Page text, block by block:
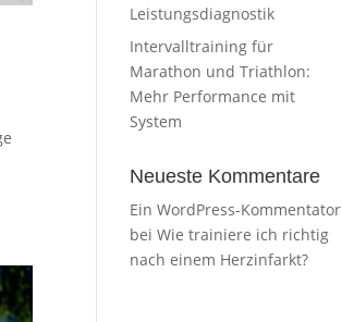
Leistungsdiagnostik
Intervalltraining für
Marathon und Triathlon:
Mehr Performance mit
System
Neueste Kommentare
Ein WordPress-Kommentator
beiWie trainiere ich richtig
nach einem Herzinfarkt?